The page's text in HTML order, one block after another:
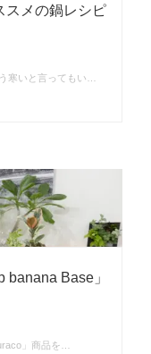
スメの鍋レシピ
寒いと言ってもい…
banana Base」
」商品を…